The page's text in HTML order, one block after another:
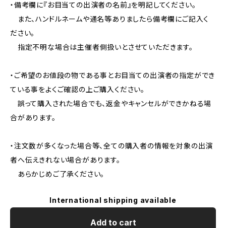
・備考欄に『お目当ての出演者の名前』を明記してください。
また、ハンドルネームや通名等ありましたら備考欄にご記入く
ださい。
指定不明な場合は主催者側扱いとさせていただきます。
・ご希望のお値段の物である事とお目当ての出演者の指定ができ
ている事をよくご確認の上ご購入ください。
誤って購入された場合でも、返金やキャンセルができかねる場
合があります。
・注文数が多くなった場合等、全ての購入者の情報を対象の出演
者へ伝えきれない場合があります。
あらかじめご了承ください。
International shipping available
Add to cart